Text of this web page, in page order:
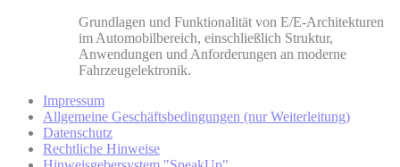
Grundlagen und Funktionalität von E/E-Architekturen
im Automobilbereich, einschließlich Struktur,
Anwendungen und Anforderungen an moderne
Fahrzeugelektronik.
Impressum
Allgemeine Geschäftsbedingungen (nur Weiterleitung)
Datenschutz
Rechtliche Hinweise